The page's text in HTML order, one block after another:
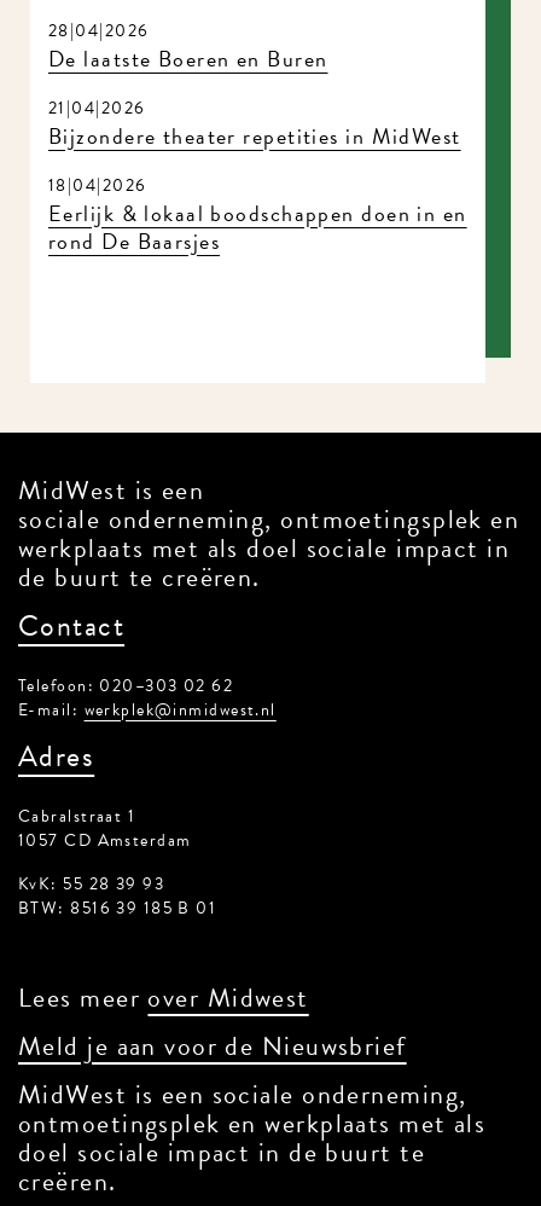
28|04|2026
De laatste Boeren en Buren
21|04|2026
Bijzondere theater repetities in MidWest
18|04|2026
Eerlijk & lokaal boodschappen doen in en
rond De Baarsjes
MidWest is een
sociale onderneming, ontmoetingsplek en
werkplaats met als doel sociale impact in
de buurt te creëren.
Contact
Telefoon: 020–303 02 62
E-mail: werkplek@inmidwest.nl
Adres
Cabralstraat 1
1057 CD Amsterdam
KvK: 55 28 39 93
BTW: 8516 39 185 B 01
Lees meer over Midwest
Meld je aan voor de Nieuwsbrief
MidWest is een sociale onderneming,
ontmoetingsplek en werkplaats met als
doel sociale impact in de buurt te
creëren.